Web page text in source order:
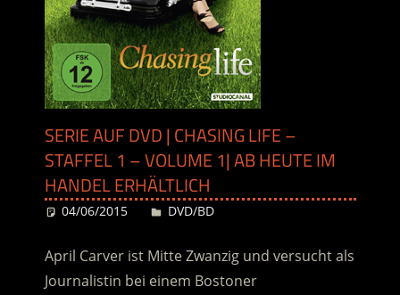
SERIE AUF DVD | CHASING LIFE –
STAFFEL 1 – VOLUME 1| AB HEUTE IM
HANDEL ERHÄLTLICH
04/06/2015 Desiree
DVD/BD
April Carver ist Mitte Zwanzig und versucht als
Journalistin bei einem Bostoner